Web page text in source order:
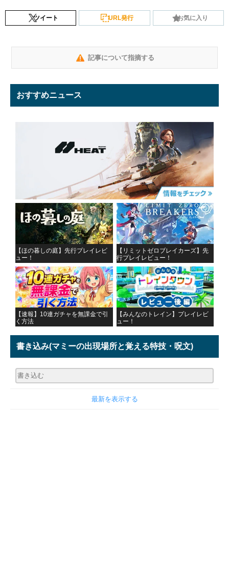
ツイート URL発行 お気に入り
記事について指摘する
おすすめニュース
【ほの暮しの庭】先行プレイレビ
ュー！
【リミットゼロブレイカーズ】先
行プレイレビュー！
【速報】10連ガチャを無課金で引
く方法
【みんなのトレイン】プレイレビ
ュー！
書き込み(マミーの出現場所と覚える特技・呪文)
最新を表示する